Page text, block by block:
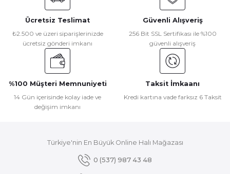
Görüş ve önerileriniz için teşekkür ederiz.
Ürün resmi kalitesiz, bozuk veya görüntülenemiyor.
Ürün açıklamasında eksik bilgiler bulunuyor.
Ürün bilgilerinde hatalar bulunuyor.
Ürün fiyatı diğer sitelerden daha pahalı.
Gönder
Ücretsiz Teslimat
₺2.500 ve üzeri siparişlerinizde
ücretsiz gönderi imkanı
Güvenli Alışveriş
256 Bit SSL Sertifikası ile %100
güvenli alışveriş
%100 Müşteri Memnuniyeti
14 Gün içerisinde kolay iade ve
değişim imkanı
Taksit İmkaanı
Kredi kartına vade farksız 6 Taksit
Türkiye'nin En Büyük Online Halı Mağazası
0 (537) 987 43 48